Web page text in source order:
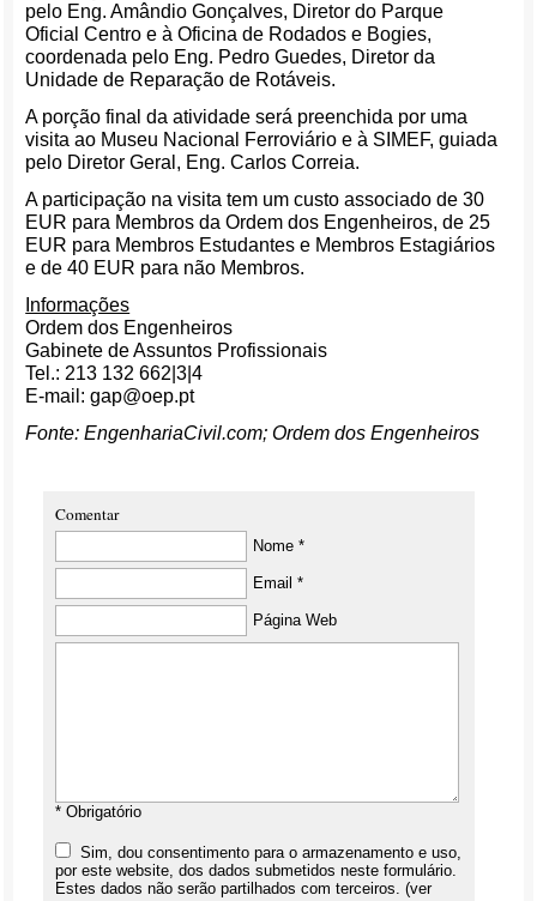
pelo Eng. Amândio Gonçalves, Diretor do Parque
Oficial Centro e à Oficina de Rodados e Bogies,
coordenada pelo Eng. Pedro Guedes, Diretor da
Unidade de Reparação de Rotáveis.
A porção final da atividade será preenchida por uma
visita ao Museu Nacional Ferroviário e à SIMEF, guiada
pelo Diretor Geral, Eng. Carlos Correia.
A participação na visita tem um custo associado de 30
EUR para Membros da Ordem dos Engenheiros, de 25
EUR para Membros Estudantes e Membros Estagiários
e de 40 EUR para não Membros.
Informações
Ordem dos Engenheiros
Gabinete de Assuntos Profissionais
Tel.: 213 132 662|3|4
E-mail: gap@oep.pt
Fonte: EngenhariaCivil.com; Ordem dos Engenheiros
Comentar
Nome *
Email *
Página Web
* Obrigatório
Sim, dou consentimento para o armazenamento e uso,
por este website, dos dados submetidos neste formulário.
Estes dados não serão partilhados com terceiros. (ver